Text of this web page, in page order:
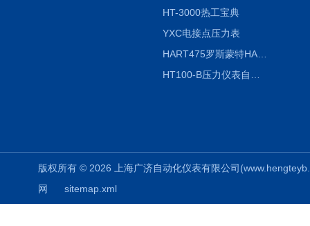
HT-3000热工宝典
YXC电接点压力表
HART475罗斯蒙特HART475手操器
版权所有 © 2026 上海广济自动化仪表有限公司
网
sitemap.xml